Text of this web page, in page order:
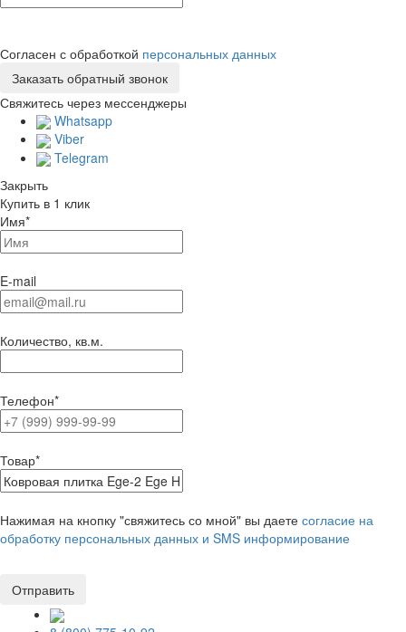
Согласен с обработкой персональных данных
Свяжитесь через мессенджеры
Whatsapp
Viber
Telegram
Закрыть
Купить в 1 клик
Имя*
E-mail
Количество, кв.м.
Телефон*
Товар*
Нажимая на кнопку "свяжитесь со мной" вы даете согласие на
обработку персональных данных и SMS информирование